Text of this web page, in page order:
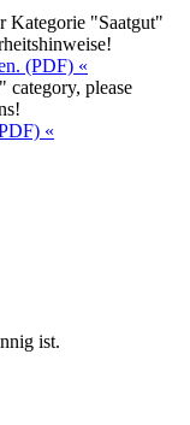
Kategorie "Saatgut"
(PDF) «
category, please
«
ist.